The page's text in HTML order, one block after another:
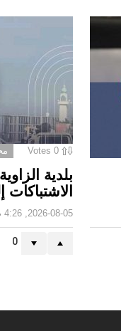
0
Votes
بلدية
2026-08-05, 4:26 م
0